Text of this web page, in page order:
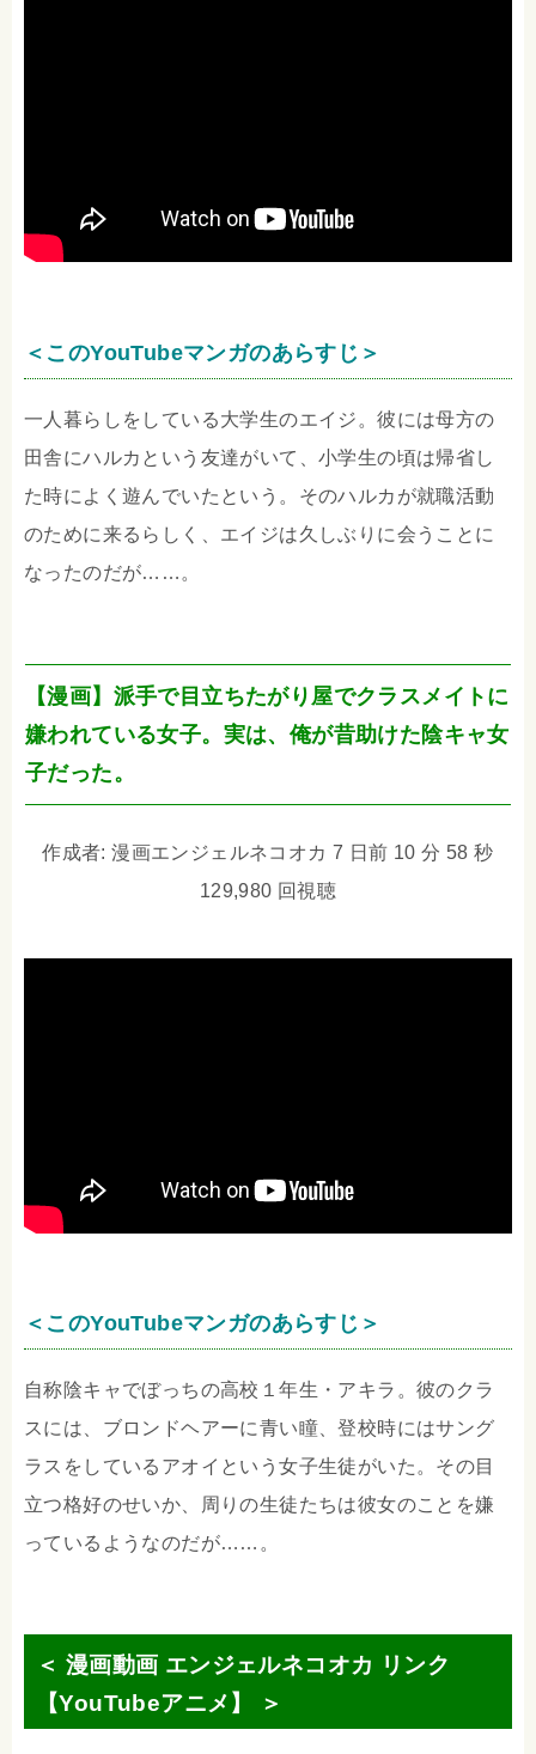
＜このYouTubeマンガのあらすじ＞
一人暮らしをしている大学生のエイジ。彼には母方の
田舎にハルカという友達がいて、小学生の頃は帰省し
た時によく遊んでいたという。そのハルカが就職活動
のために来るらしく、エイジは久しぶりに会うことに
なったのだが……。
【漫画】派手で目立ちたがり屋でクラスメイトに
嫌われている女子。実は、俺が昔助けた陰キャ女
子だった。
作成者: 漫画エンジェルネコオカ 7 日前 10 分 58 秒
129,980 回視聴
＜このYouTubeマンガのあらすじ＞
自称陰キャでぼっちの高校１年生・アキラ。彼のクラ
スには、ブロンドヘアーに青い瞳、登校時にはサング
ラスをしているアオイという女子生徒がいた。その目
立つ格好のせいか、周りの生徒たちは彼女のことを嫌
っているようなのだが……。
＜ 漫画動画 エンジェルネコオカ リンク
【YouTubeアニメ】 ＞